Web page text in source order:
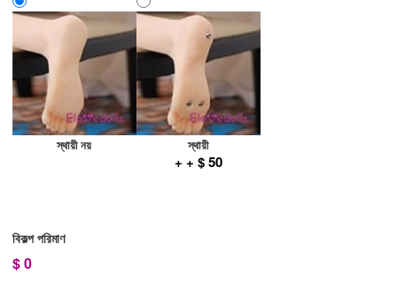
স্থায়ী নয় স্থায়ী
+ + $ 50
বিকল্প পরিমাণ
$0